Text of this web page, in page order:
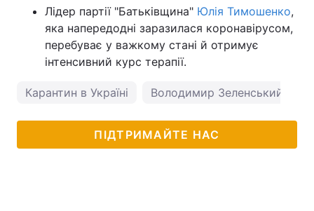
Лідер партії "Батьківщина" Юлія Тимошенко,
яка напередодні заразилася коронавірусом,
перебуває у важкому стані й отримує
інтенсивний курс терапії.
Карантин в Україні Володимир Зеленський
ПІДТРИМАЙТЕ НАС